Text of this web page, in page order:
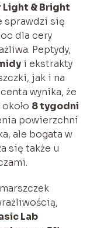
Light & Bright
sprawdzi się
dla cery
Peptydy,
i ekstrakty
jak i na
wynika, że
8 tygodni
powierzchni
ale bogata w
się także u
Lab